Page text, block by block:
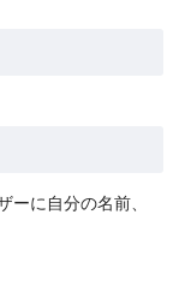
ーに自分の名前、